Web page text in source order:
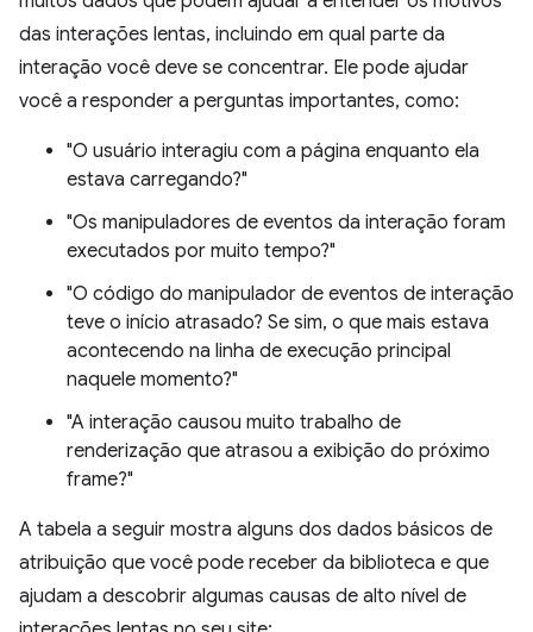
das interações lentas, incluindo em qual parte da
interação você deve se concentrar. Ele pode ajudar
você a responder a perguntas importantes, como:
"O usuário interagiu com a página enquanto ela
estava carregando?"
"Os manipuladores de eventos da interação foram
executados por muito tempo?"
"O código do manipulador de eventos de interação
teve o início atrasado? Se sim, o que mais estava
acontecendo na linha de execução principal
naquele momento?"
"A interação causou muito trabalho de
renderização que atrasou a exibição do próximo
frame?"
A tabela a seguir mostra alguns dos dados básicos de
atribuição que você pode receber da biblioteca e que
ajudam a descobrir algumas causas de alto nível de